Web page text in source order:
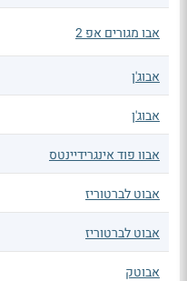
אבו מגורים אפ 2
אבוג'ן
אבוג'ן
אבוו פוד אינגרידיינטס
אבוט לברטוריז
אבוט לברטוריז
אבוטק